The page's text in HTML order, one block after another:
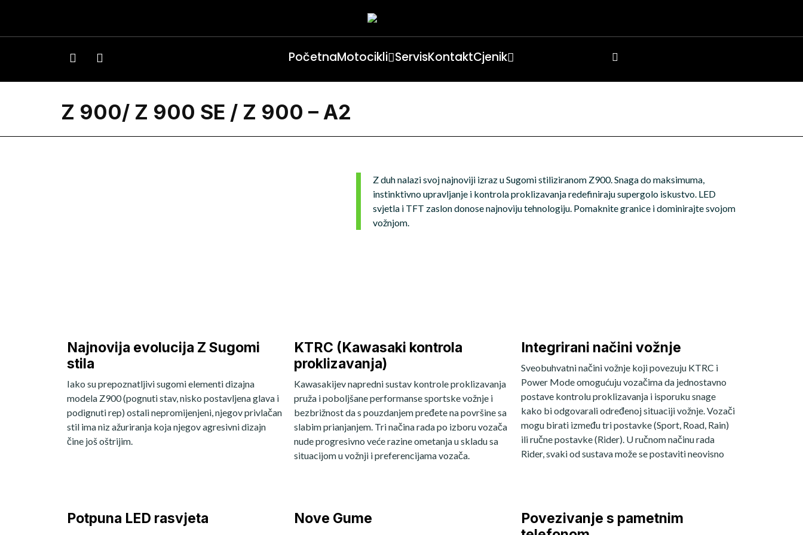
PočetnaMotocikli ServisKontaktCjenik
Z 900/ Z 900 SE / Z 900 – A2
Z duh nalazi svoj najnoviji izraz u Sugomi stiliziranom Z900. Snaga do maksimuma,
instinktivno upravljanje i kontrola proklizavanja redefiniraju supergolo iskustvo. LED
svjetla i TFT zaslon donose najnoviju tehnologiju. Pomaknite granice i dominirajte svojom
vožnjom.
Najnovija evolucija Z Sugomi
stila
Iako su prepoznatljivi sugomi elementi dizajna
modela Z900 (pognuti stav, nisko postavljena glava i
podignuti rep) ostali nepromijenjeni, njegov privlačan
stil ima niz ažuriranja koja njegov agresivni dizajn
čine još oštrijim.
KTRC (Kawasaki kontrola
proklizavanja)
Kawasakijev napredni sustav kontrole proklizavanja
pruža i poboljšane performanse sportske vožnje i
bezbrižnost da s pouzdanjem pređete na površine sa
slabim prianjanjem. Tri načina rada po izboru vozača
nude progresivno veće razine ometanja u skladu sa
situacijom u vožnji i preferencijama vozača.
Integrirani načini vožnje
Sveobuhvatni načini vožnje koji povezuju KTRC i
Power Mode omogućuju vozačima da jednostavno
postave kontrolu proklizavanja i isporuku snage
kako bi odgovarali određenoj situaciji vožnje. Vozači
mogu birati između tri postavke (Sport, Road, Rain)
ili ručne postavke (Rider). U ručnom načinu rada
Rider, svaki od sustava može se postaviti neovisno
Potpuna LED rasvjeta Nove Gume
Povezivanje s pametnim